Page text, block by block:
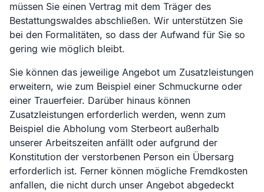
müssen Sie einen Vertrag mit dem Träger des
Bestattungswaldes abschließen. Wir unterstützen Sie
bei den Formalitäten, so dass der Aufwand für Sie so
gering wie möglich bleibt.
Sie können das jeweilige Angebot um Zusatzleistungen
erweitern, wie zum Beispiel einer Schmuckurne oder
einer Trauerfeier. Darüber hinaus können
Zusatzleistungen erforderlich werden, wenn zum
Beispiel die Abholung vom Sterbeort außerhalb
unserer Arbeitszeiten anfällt oder aufgrund der
Konstitution der verstorbenen Person ein Übersarg
erforderlich ist. Ferner können mögliche Fremdkosten
anfallen, die nicht durch unser Angebot abgedeckt